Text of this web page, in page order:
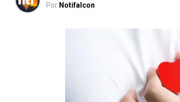
Por Notifalcon